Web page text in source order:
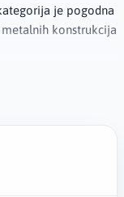
je pogodna
konstrukcija
prekide u
dijelovi
žele pouzdane